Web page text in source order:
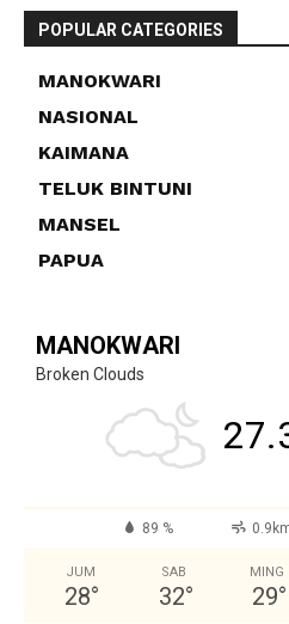
POPULAR CATEGORIES
MANOKWARI
NASIONAL
KAIMANA
TELUK BINTUNI
MANSEL
PAPUA
MANOKWARI
Broken Clouds
89 %
JUM
28°
SAB
32°
MING
29°